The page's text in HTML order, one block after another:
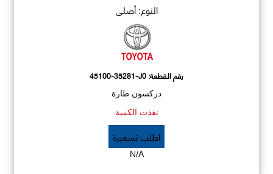
النوع: أصلي
رقم القطعة:45100-35281-J0
دركسون طارة
نفذت الكمية
اطلب تسعيرة
N/A